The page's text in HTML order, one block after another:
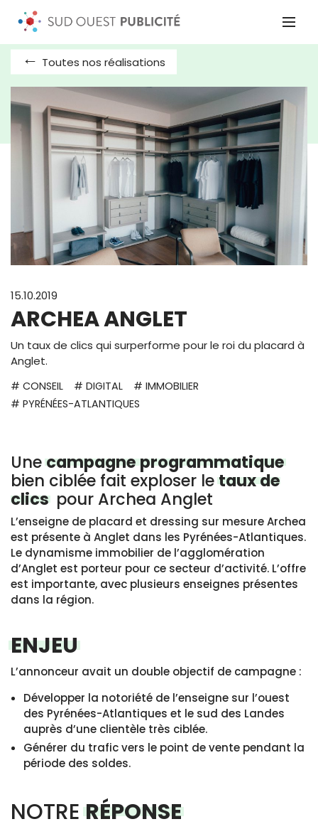
Toutes nos réalisations
15.10.2019
ARCHEA ANGLET
Un taux de clics qui surperforme pour le roi du placard à
Anglet.
# CONSEIL # DIGITAL
# IMMOBILIER
# PYRÉNÉES-ATLANTIQUES
Unecampagne programmatique
bien ciblée fait exploser letaux de
clics pour Archea Anglet
L’enseigne de placard et dressing sur mesure Archea
est présente à Anglet dans les Pyrénées-Atlantiques.
Le dynamisme immobilier de l’agglomération
d’Anglet est porteur pour ce secteur d’activité. L’offre
est importante, avec plusieurs enseignes présentes
dans la région.
ENJEU
L’annonceur avait un double objectif de campagne :
Développer la notoriété de l’enseigne sur l’ouest
des Pyrénées-Atlantiques et le sud des Landes
auprès d’une clientèle très ciblée.
Générer du trafic vers le point de vente pendant la
période des soldes.
NOTRERÉPONSE